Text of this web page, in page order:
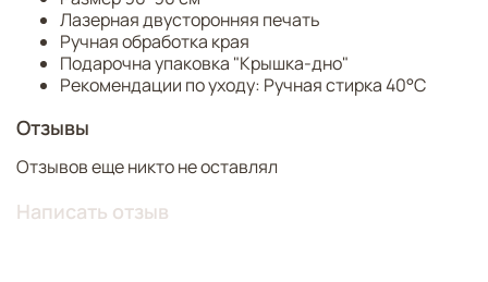
Над дизайном работали: Нина Ручкина, Серафима
Атаянц.
Лазерная двусторонняя печать
Ручная обработка края
Подарочна упаковка "Крышка-дно"
Рекомендации по уходу: Ручная стирка 40°C
Отзывы
Отзывов еще никто не оставлял
Написать отзыв